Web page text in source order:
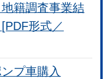
籍調査事業結
形式／
プ車購入